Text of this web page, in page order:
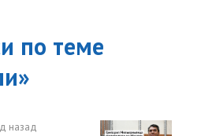
по теме
»
назад